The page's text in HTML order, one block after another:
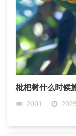
枇杷树什么时候
2001